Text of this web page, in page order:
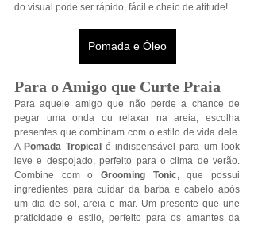
do visual pode ser rápido, fácil e cheio de atitude!
Pomada e Óleo
Para o Amigo que Curte Praia
Para aquele amigo que não perde a chance de
pegar uma onda ou relaxar na areia, escolha
presentes que combinam com o estilo de vida dele.
A Pomada Tropical é indispensável para um look
leve e despojado, perfeito para o clima de verão.
Combine com o Grooming Tonic, que possui
ingredientes para cuidar da barba e cabelo após
um dia de sol, areia e mar. Um presente que une
praticidade e estilo, perfeito para os amantes da